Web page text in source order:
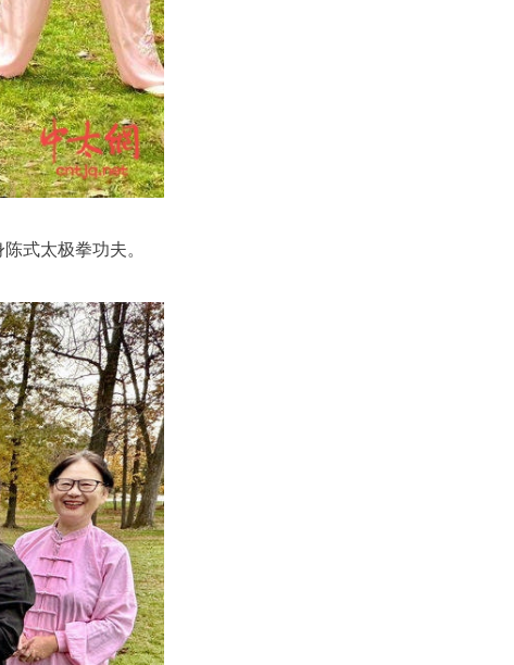
式太极拳功夫。